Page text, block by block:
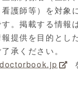
Contents
護師等）を対象
。掲載する情報
提供を目的とし
承ください。
doctorbook.jp